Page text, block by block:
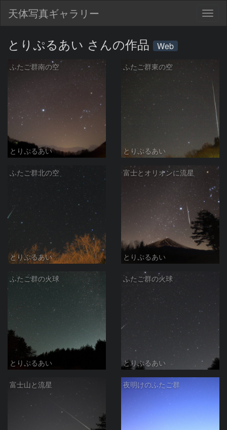
天体写真ギャラリー
とりぷるあい さんの作品 Web
ふたご群南の空
とりぷるあい
ふたご群東の空
とりぷるあい
ふたご群北の空
とりぷるあい
富士とオリオンに流星
とりぷるあい
ふたご群の火球
とりぷるあい
ふたご群の火球
とりぷるあい
富士山と流星 夜明けのふたご群